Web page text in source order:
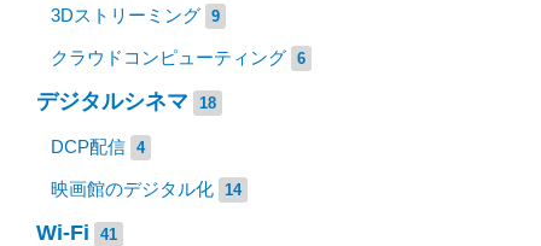
3Dストリーミング 9
クラウドコンピューティング 6
デジタルシネマ 18
DCP配信 4
映画館のデジタル化 14
Wi-Fi 41